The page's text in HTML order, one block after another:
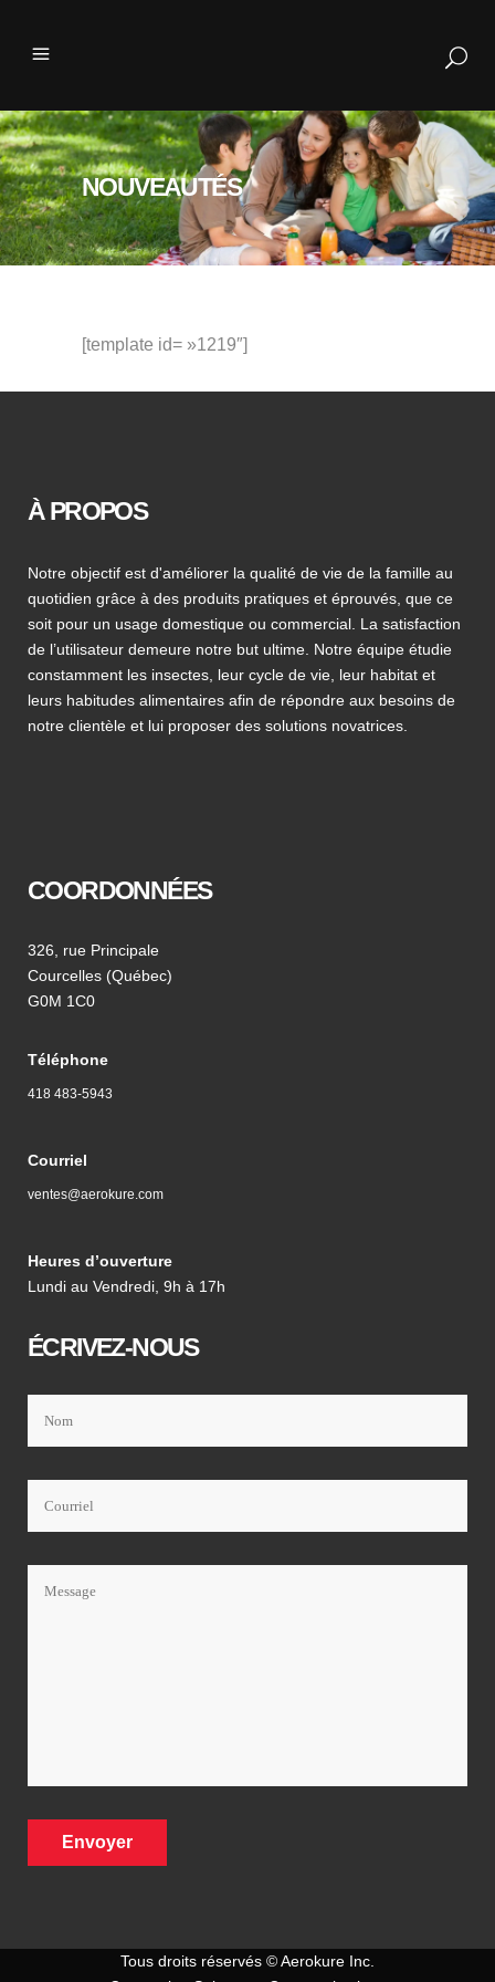
NOUVEAUTÉS
[template id= »1219″]
À PROPOS
Notre objectif est d'améliorer la qualité de vie de la famille au
quotidien grâce à des produits pratiques et éprouvés, que ce
soit pour un usage domestique ou commercial. La satisfaction
de l’utilisateur demeure notre but ultime. Notre équipe étudie
constamment les insectes, leur cycle de vie, leur habitat et
leurs habitudes alimentaires afin de répondre aux besoins de
notre clientèle et lui proposer des solutions novatrices.
COORDONNÉES
326, rue Principale
Courcelles (Québec)
G0M 1C0
Téléphone
418 483-5943
Courriel
ventes@aerokure.com
Heures d’ouverture
Lundi au Vendredi, 9h à 17h
ÉCRIVEZ-NOUS
Tous droits réservés © Aerokure Inc.